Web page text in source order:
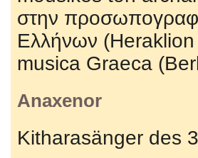
στην
Eλλήνων
musica Graeca
Anaxenor
Kitharasänger des